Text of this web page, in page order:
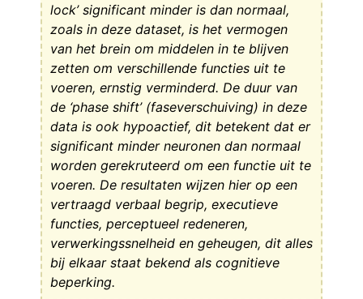
lock’ significant minder is dan normaal,
zoals in deze dataset, is het vermogen
van het brein om middelen in te blijven
zetten om verschillende functies uit te
voeren, ernstig verminderd. De duur van
de ‘phase shift’ (faseverschuiving) in deze
data is ook hypoactief, dit betekent dat er
significant minder neuronen dan normaal
worden gerekruteerd om een functie uit te
voeren. De resultaten wijzen hier op een
vertraagd verbaal begrip, executieve
functies, perceptueel redeneren,
verwerkingssnelheid en geheugen, dit alles
bij elkaar staat bekend als cognitieve
beperking.